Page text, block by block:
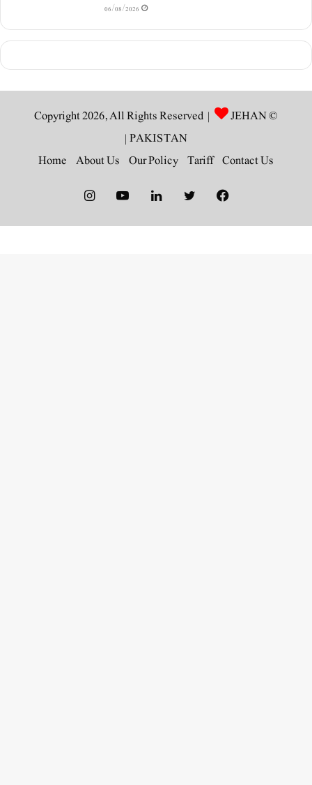
06/08/2026
© Copyright 2026, All Rights Reserved |
JEHAN
PAKISTAN
|
Contact Us
Tariff
Our Policy
About Us
Home
Facebook
Twitter
LinkedIn
YouTube
Instagram